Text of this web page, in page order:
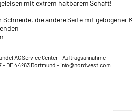
mit extrem haltbarem Schaft!
die andere Seite mit gebogener
AG Service Center - Auftragsannahme-
- DE 44263 Dortmund - info@nordwest.com